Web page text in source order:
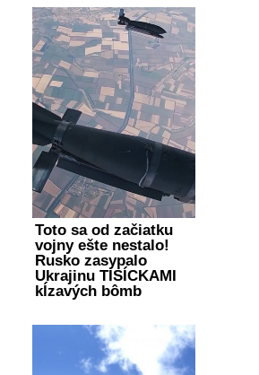
Toto sa od začiatku
vojny ešte nestalo!
Rusko zasypalo
Ukrajinu TISÍCKAMI
kĺzavých bômb